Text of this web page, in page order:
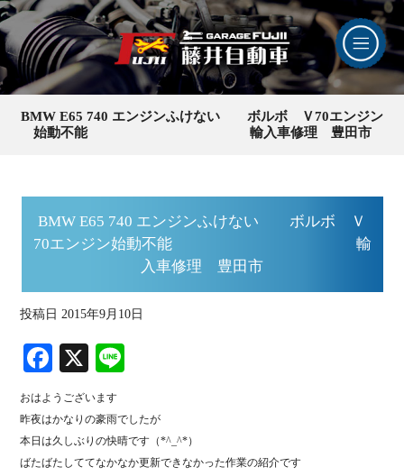
BMW E65 740 エンジンふけない ボルボ Ｖ70エンジン
始動不能 輸入車修理 豊田市
BMW E65 740 エンジンふけない ボルボ Ｖ
70エンジン始動不能 輸
入車修理 豊田市
投稿日 2015年9月10日
Fa
ce
bo
ok
X
おはようございます
昨夜はかなりの豪雨でしたが
本日は久しぶりの快晴です（*^_^*）
ばたばたしててなかなか更新できなかった作業の紹介です